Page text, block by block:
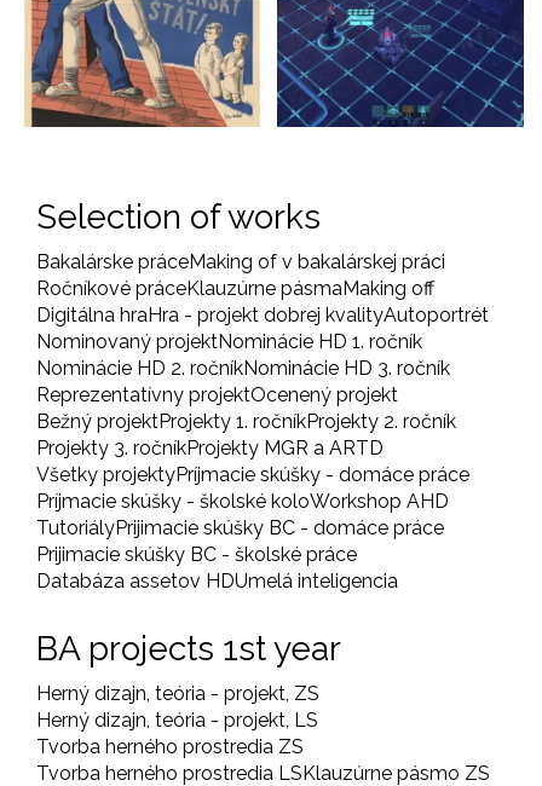
Selection of works
Bakalárske práceMaking of v bakalárskej práci
Ročníkové práceKlauzúrne pásmaMaking off
Digitálna hraHra - projekt dobrej kvalityAutoportrét
Nominovaný projektNominácie HD 1. ročník
Nominácie HD 2. ročníkNominácie HD 3. ročník
Reprezentatívny projektOcenený projekt
Bežný projektProjekty 1. ročníkProjekty 2. ročník
Projekty 3. ročníkProjekty MGR a ARTD
Všetky projektyPríjmacie skúšky - domáce práce
Príjmacie skúšky - školské koloWorkshop AHD
TutoriályPrijimacie skúšky BC - domáce práce
Prijimacie skúšky BC - školské práce
Databáza assetov HDUmelá inteligencia
BA projects 1st year
Herný dizajn, teória - projekt, ZS
Herný dizajn, teória - projekt, LS
Tvorba herného prostredia ZS
Tvorba herného prostredia LSKlauzúrne pásmo ZS